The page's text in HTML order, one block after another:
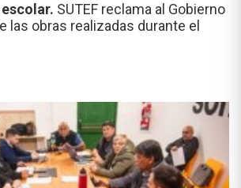
SUTEF reclama al Gobierno
las obras realizadas durante el